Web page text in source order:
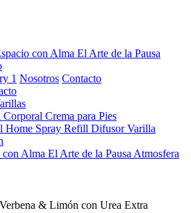
con Alma El Arte de la Pausa
Nosotros Contacto
Corporal Crema para Pies
Home Spray Refill Difusor Varilla
con Alma El Arte de la Pausa Atmosfera